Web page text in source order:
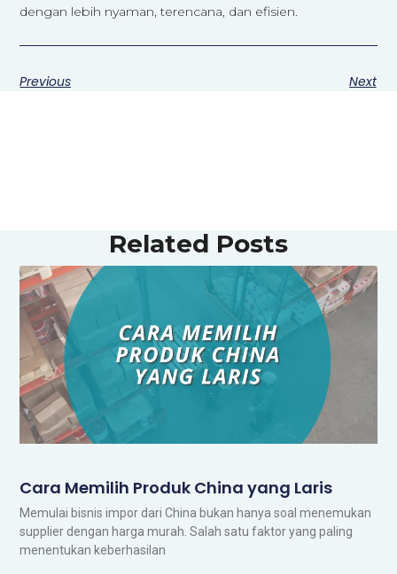
dengan lebih nyaman, terencana, dan efisien.
Previous Next
Related Posts
Cara Memilih Produk China yang Laris
Memulai bisnis impor dari China bukan hanya soal menemukan
supplier dengan harga murah. Salah satu faktor yang paling
menentukan keberhasilan